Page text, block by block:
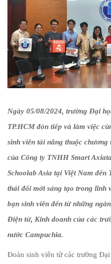
Ngày 05/08/2024, trường Đại
TP.HCM đón tiếp và làm việc
sinh viên tài năng thuộc
của Công ty TNHH Smart
Schoolab Asia tại Việt Nam đến
thái đổi mới sáng tạo trong lĩnh
bạn sinh viên đến từ những
Điện tử, Kinh doanh của các
nước Campuchia.
Đoàn sinh viên từ các trường